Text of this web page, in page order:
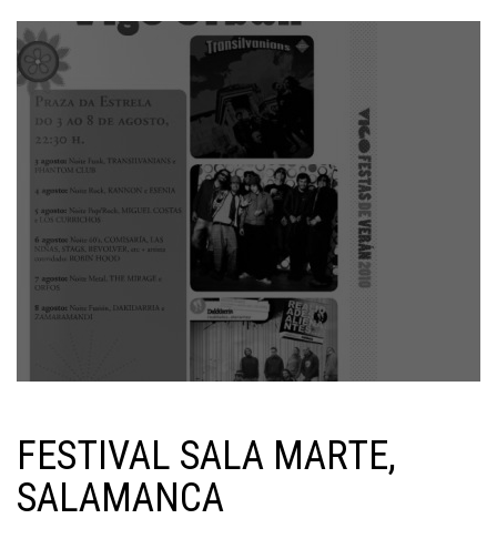
FESTIVAL SALA MARTE,
SALAMANCA